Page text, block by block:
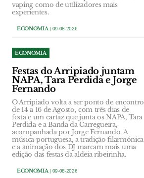
vaping como de utilizadores mais
experientes.
ECONOMIA | 09-08-2026
ECONOMIA
Festas do Arripiado juntam
NAPA, Tara Perdida e Jorge
Fernando
O Arripiado volta a ser ponto de encontro
de 14 a 16 de Agosto, com três dias de
festa e um cartaz que junta os NAPA, Tara
Perdida e a Banda da Carregueira,
acompanhada por Jorge Fernando. A
música portuguesa, a tradição filarmónica
e a animação dos DJ marcam mais uma
edição das festas da aldeia ribeirinha.
ECONOMIA | 09-08-2026